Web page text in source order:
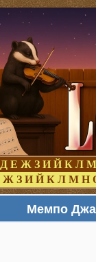
Д Е Ж З И Й К Л М
Ж З И Й К Л М Н
Мемпо